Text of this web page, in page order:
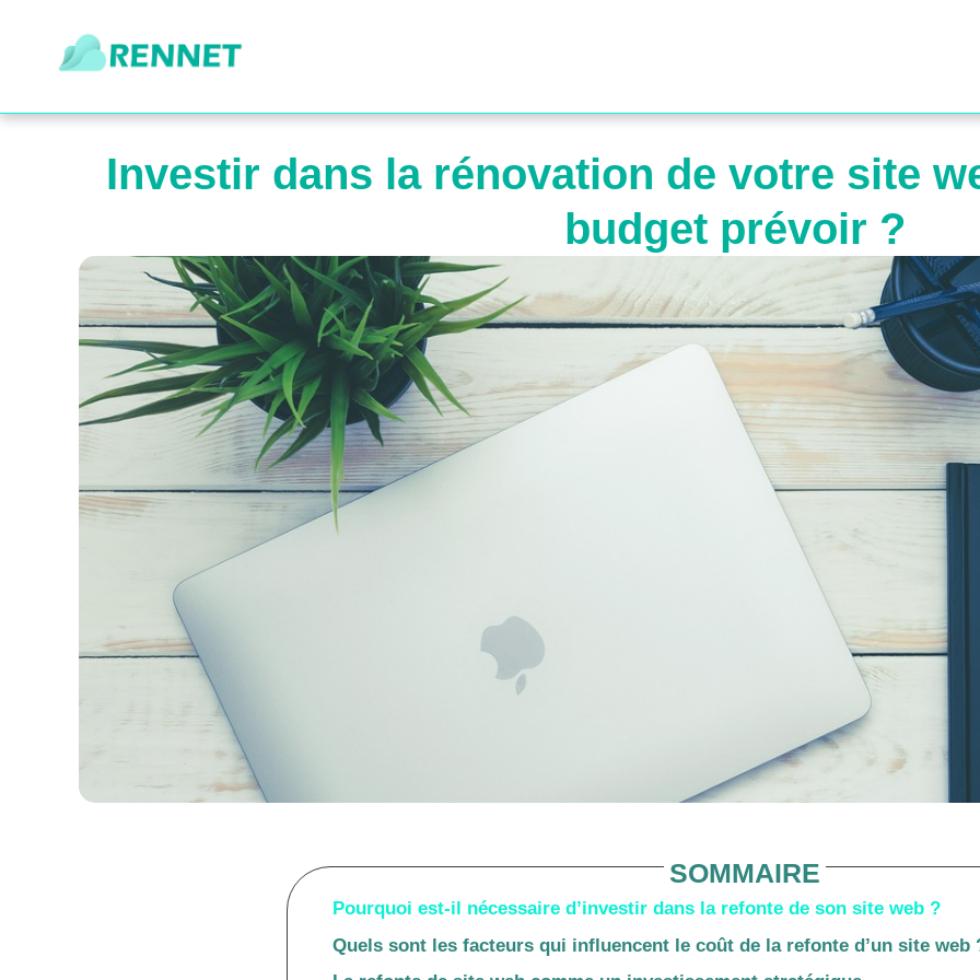
Investir dans la rénovation de votre site
budget prévoir ?
SOMMAIRE
Pourquoi est-il nécessaire d’investir dans la refonte de son site web ?
Quels sont les facteurs qui influencent le coût de la refonte d’un site web